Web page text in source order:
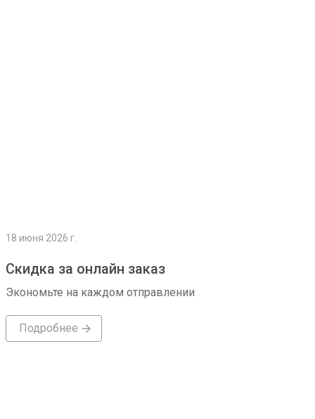
18 июня 2026 г.
Скидка за онлайн заказ
Экономьте на каждом отправлении
Подробнее